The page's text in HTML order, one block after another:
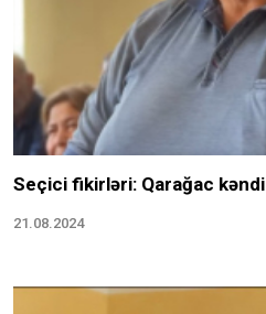
Seçici fikirləri: Qarağac kəndi
21.08.2024